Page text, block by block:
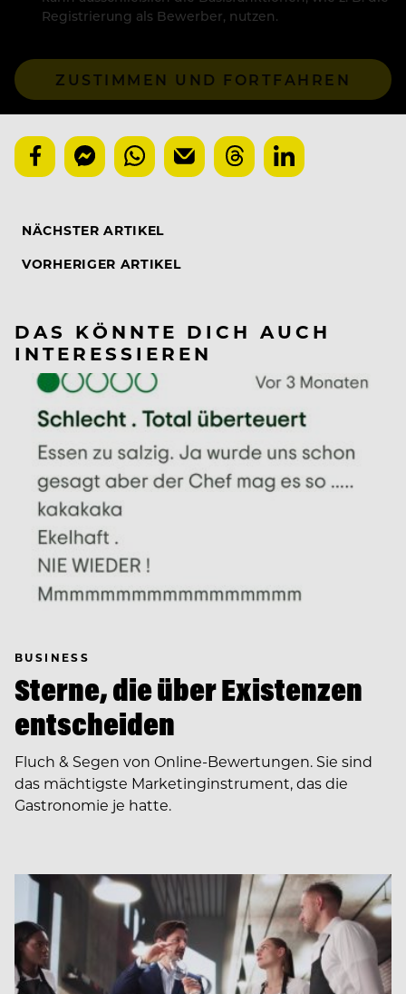
Registrierung als Bewerber, nutzen.
ZUSTIMMEN UND FORTFAHREN
NÄCHSTER ARTIKEL
VORHERIGER ARTIKEL
DAS KÖNNTE DICH AUCH
INTERESSIEREN
BUSINESS
Sterne, die über Existenzen
entscheiden
Fluch & Segen von Online-Bewertungen. Sie sind
das mächtigste Marketinginstrument, das die
Gastronomie je hatte.